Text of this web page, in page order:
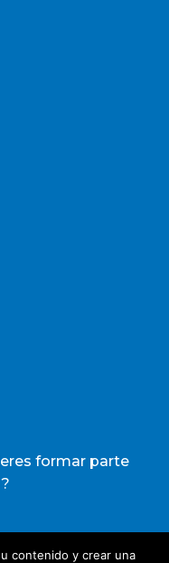
formar parte
contenido y crear una